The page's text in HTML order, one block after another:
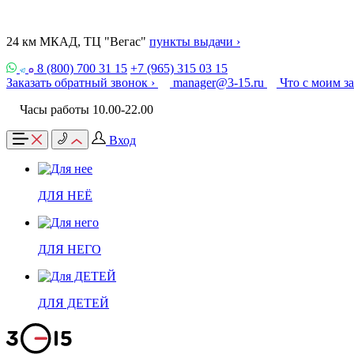
24 км МКАД, ТЦ "Вегас" пункты выдачи ›
8 (800) 700 31 15 +7 (965) 315 03 15
Заказать обратный звонок ›
manager@3-15.ru
Что с моим
Часы работы 10.00-22.00
Вход
ДЛЯ НЕЁ
ДЛЯ НЕГО
ДЛЯ ДЕТЕЙ